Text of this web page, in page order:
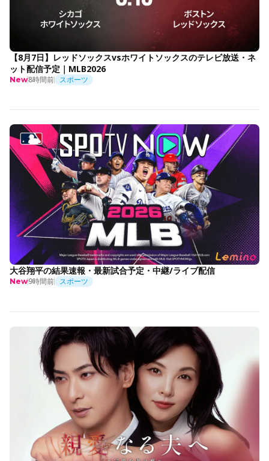
【8月7日】レッドソックスvsホワイトソックスのテレビ放送・ネ
ット配信予定｜MLB2026
New8時間前 スポーツ
大谷翔平の結果速報・最新試合予定・中継/ライブ配信
New9時間前 スポーツ